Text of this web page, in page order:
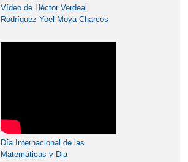
Vídeo de Héctor Verdeal
Rodríguez Yoel Moya Charcos
equipo castellano manchego
Día Internacional de las
Matemáticas y Dia